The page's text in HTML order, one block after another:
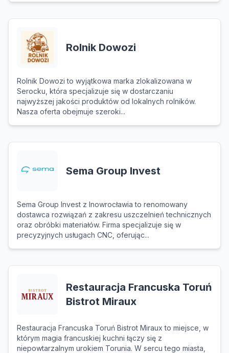
Rolnik Dowozi
Rolnik Dowozi to wyjątkowa marka zlokalizowana w
Serocku, która specjalizuje się w dostarczaniu
najwyższej jakości produktów od lokalnych rolników.
Nasza oferta obejmuje szeroki...
Sema Group Invest
Sema Group Invest z Inowrocławia to renomowany
dostawca rozwiązań z zakresu uszczelnień technicznych
oraz obróbki materiałów. Firma specjalizuje się w
precyzyjnych usługach CNC, oferując...
Restauracja Francuska Toruń
Bistrot Miraux
Restauracja Francuska Toruń Bistrot Miraux to miejsce, w
którym magia francuskiej kuchni łączy się z
niepowtarzalnym urokiem Torunia. W sercu tego miasta,